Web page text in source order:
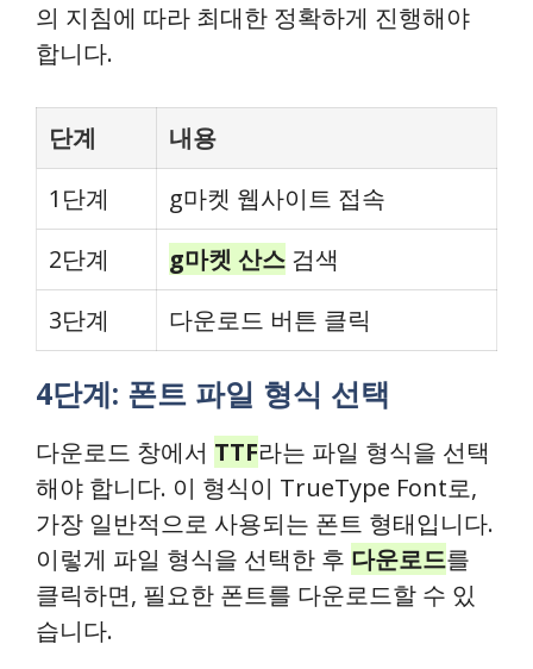
의 지침에 따라 최대한 정확하게 진행해야
합니다.
단계
내용
1단계
g마켓 웹사이트 접속
2단계
g마켓 산스 검색
3단계
다운로드 버튼 클릭
4단계: 폰트 파일 형식 선택
다운로드 창에서 TTF라는 파일 형식을 선택
해야 합니다. 이 형식이 TrueType Font로,
가장 일반적으로 사용되는 폰트 형태입니다.
이렇게 파일 형식을 선택한 후 다운로드를
클릭하면, 필요한 폰트를 다운로드할 수 있
습니다.